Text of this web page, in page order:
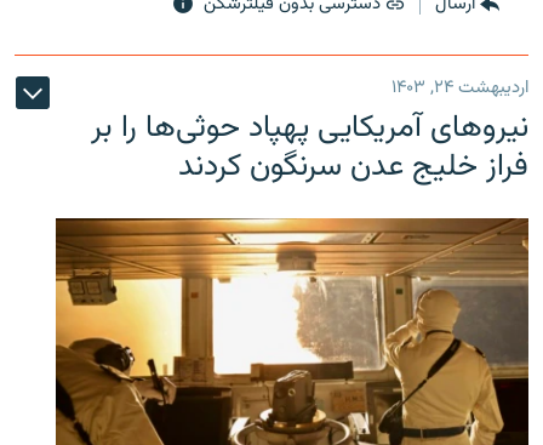
اردیبهشت ۲۴, ۱۴۰۳
نیروهای آمریکایی پهپاد حوثی‌ها را بر
فراز خلیج عدن سرنگون کردند